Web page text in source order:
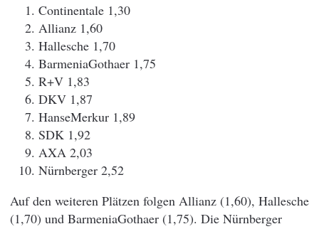
Continentale 1,30
Allianz 1,60
Hallesche 1,70
BarmeniaGothaer 1,75
R+V 1,83
DKV 1,87
HanseMerkur 1,89
SDK 1,92
AXA 2,03
Nürnberger 2,52
Auf den weiteren Plätzen folgen Allianz (1,60), Hallesche
(1,70) und BarmeniaGothaer (1,75). Die Nürnberger